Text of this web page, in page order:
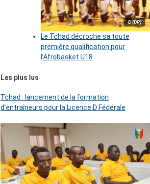
© (DR)
Le Tchad décroche sa toute
première qualification pour
l’Afrobasket U18
Les plus lus
Tchad : lancement de la formation
d’entraîneurs pour la Licence D Fédérale